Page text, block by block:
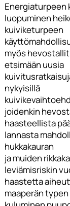
Energiaturpeen
luopuminen
kuiviketurpeen
myös
etsimään uusia
nykyisillä
joidenkin
haasteellista
lannasta
hukkakauran
ja muiden
leviämisriskin
haastetta
maaperän typen